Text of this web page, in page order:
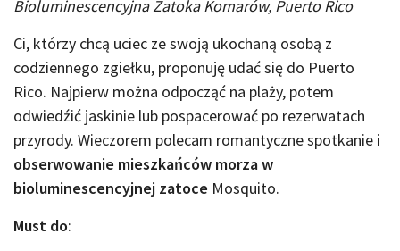
Bioluminescencyjna Zatoka Komarów, Puerto Rico
Ci, którzy chcą uciec ze swoją ukochaną osobą z
codziennego zgiełku, proponuję udać się do Puerto
Rico. Najpierw można odpocząć na plaży, potem
odwiedźić jaskinie lub pospacerować po rezerwatach
przyrody. Wieczorem polecam romantyczne spotkanie i
obserwowanie mieszkańców morza w
bioluminescencyjnej zatoce Mosquito.
Must do: